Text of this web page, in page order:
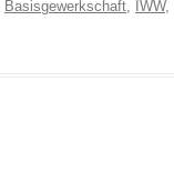
Basisgewerkschaft, IWW,